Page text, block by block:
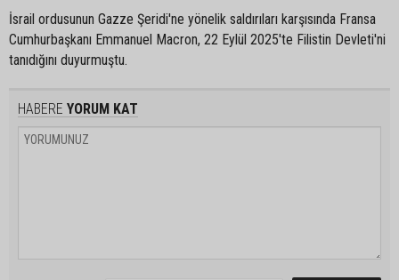
İsrail ordusunun Gazze Şeridi'ne yönelik saldırıları karşısında Fransa
Cumhurbaşkanı Emmanuel Macron, 22 Eylül 2025'te Filistin Devleti'ni
tanıdığını duyurmuştu.
HABERE YORUM KAT